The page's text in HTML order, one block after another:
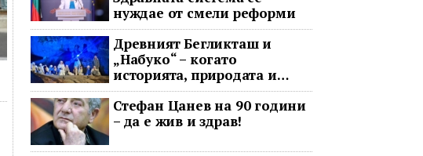
нуждае от смели реформи
Древният Бегликташ и
„Набуко“ – когато
историята, природата и
операта говорят на един
език
Стефан Цанев на 90 години
– да е жив и здрав!